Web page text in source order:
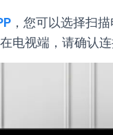
，您可以选择扫
电视端，请确认